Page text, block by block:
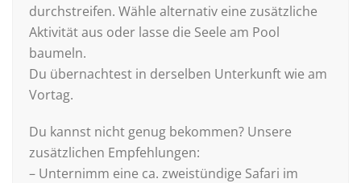
durchstreifen. Wähle alternativ eine zusätzliche
Aktivität aus oder lasse die Seele am Pool
baumeln.
Du übernachtest in derselben Unterkunft wie am
Vortag.
Du kannst nicht genug bekommen? Unsere
zusätzlichen Empfehlungen:
– Unternimm eine ca. zweistündige Safari im